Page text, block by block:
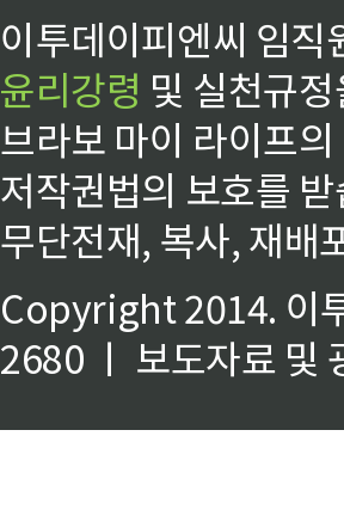
이투데이피엔씨 임
윤리강령 및 실천규
브라보 마이 라이프
저작권법의 보호를
무단전재, 복사, 재배
Copyright 2014. 이
2680 ㅣ 보도자료